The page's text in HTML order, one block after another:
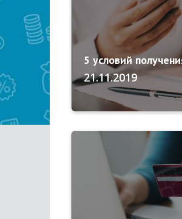
5 условий
21.11.2019